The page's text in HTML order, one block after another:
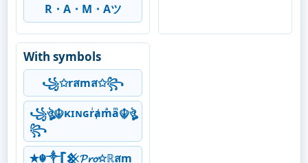
R・A・M・Aツ
With symbols
꧁✩rสmส✩꧂
꧁ঔৣ☬κɪɴɢrͥⱥmͣaͫ☬ঔৣ
꧂
✭☬༒𓊈𒆜𝓟𝓻𝓸✩ℝสm